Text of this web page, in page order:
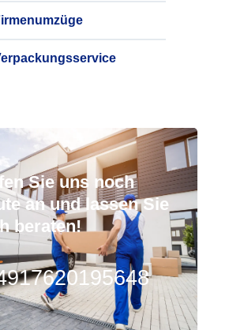
Sie uns noch
an und lassen Sie
beraten!